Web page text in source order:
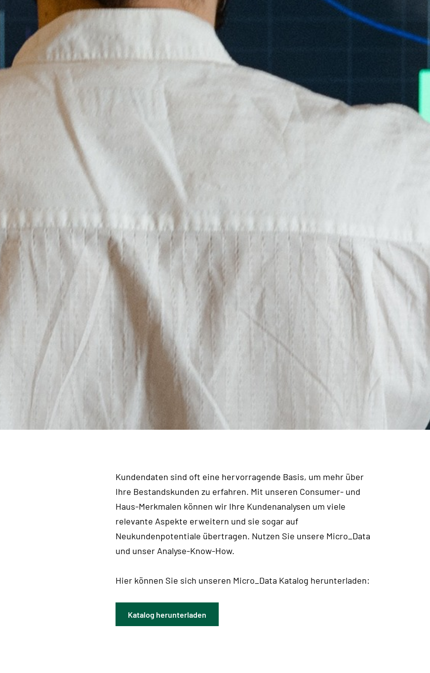
Kundendaten sind oft eine hervorragende Basis, um mehr über
Ihre Bestandskunden zu erfahren. Mit unseren Consumer- und
Haus-Merkmalen können wir Ihre Kundenanalysen um viele
relevante Aspekte erweitern und sie sogar auf
Neukundenpotentiale übertragen. Nutzen Sie unsere Micro_Data
und unser Analyse-Know-How.
Hier können Sie sich unseren Micro_Data Katalog herunterladen:
Katalog herunterladen